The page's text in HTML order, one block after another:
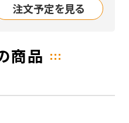
注文予定を見る
商品